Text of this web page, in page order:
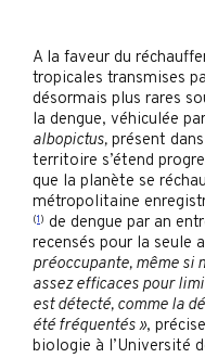
A la faveur du
tropicales transmises
désormais plus rares
la dengue, véhiculée
albopictus, présent
territoire s’étend
que la planète se
métropolitaine
(1) de dengue par an
recensés pour la seule
préoccupante, même si
assez efficaces pour
est détecté, comme la
été fréquentés »,
biologie à l’Université